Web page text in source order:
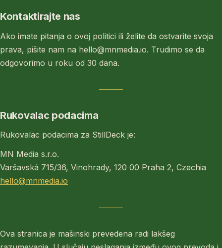
Kontaktirajte nas
Ako imate pitanja o ovoj politici ili želite da ostvarite svoja
prava, pišite nam na hello@mnmedia.io. Trudimo se da
odgovorimo u roku od 30 dana.
Rukovalac podacima
Rukovalac podacima za StillDeck je:
MN Media s.r.o.
Varšavská 715/36, Vinohrady, 120 00 Praha 2, Czechia
hello@mnmedia.io
Ova stranica je mašinski prevedena radi lakšeg